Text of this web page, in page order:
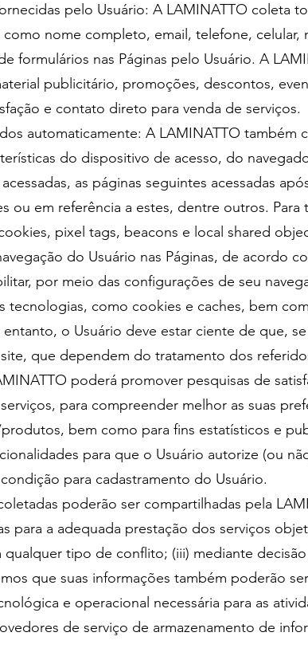
pelo Usuário: A LAMINATTO coleta
como nome completo, email, telefone,
formulários nas Páginas pelo Usuário. A
publicitário, promoções, descontos,
e contato direto para venda de serviços.
automaticamente: A LAMINATTO
do dispositivo de acesso, do
as páginas seguintes acessadas
ou em referência a estes, dentre outros.
pixel tags, beacons e local shared
do Usuário nas Páginas, de acordo
por meio das configurações de seu
tecnologias, como cookies e caches, bem
o Usuário deve estar ciente de que,
que dependem do tratamento dos
poderá promover pesquisas de
para compreender melhor as suas
bem como para fins estatísticos e
para que o Usuário autorize (ou
para cadastramento do Usuário.
poderão ser compartilhadas pela
para a adequada prestação dos serviços
qualquer tipo de conflito; (iii) mediante
que suas informações também poderão
e operacional necessária para as
de serviço de armazenamento de